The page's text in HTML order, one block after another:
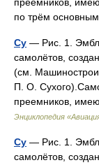
по трём
Су — Рис. 1.
самолётов,
(см.
П. О.
преемников,
Энциклопедия
Су — Рис. 1.
самолётов,